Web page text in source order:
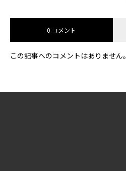
0 コメント
この記事へのコメントはありません。